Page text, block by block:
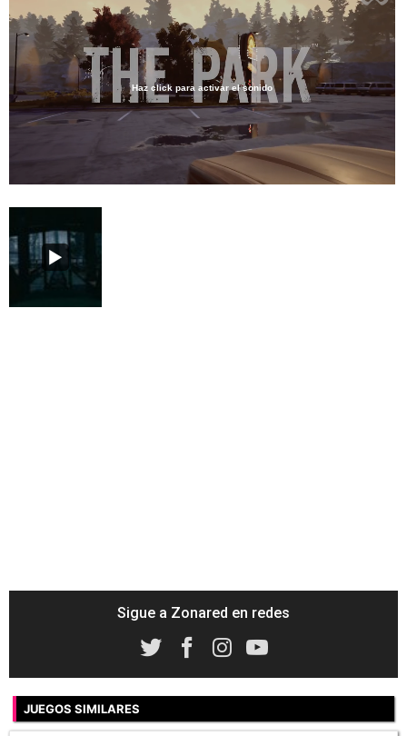
/
Loaded
Haz click para activar el sonido
Sigue a Zonared en redes
JUEGOS SIMILARES